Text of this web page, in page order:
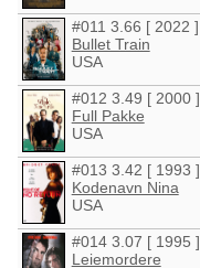
#011 3.66 [ 2022 ]
Bullet Train
USA
#012 3.49 [ 2000 ]
Full Pakke
USA
#013 3.42 [ 1993 ]
Kodenavn Nina
USA
#014 3.07 [ 1995 ]
Leiemordere